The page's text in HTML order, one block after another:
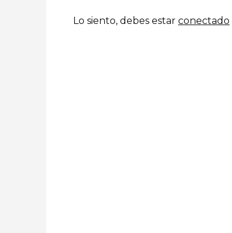
Lo siento, debes estar conectado